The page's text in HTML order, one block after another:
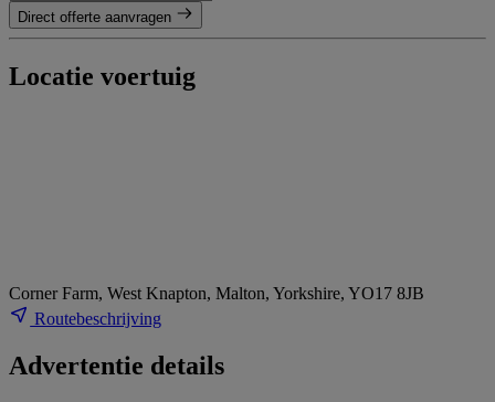
Direct offerte aanvragen
Locatie voertuig
Corner Farm, West Knapton, Malton, Yorkshire, YO17 8JB
Routebeschrijving
Advertentie details